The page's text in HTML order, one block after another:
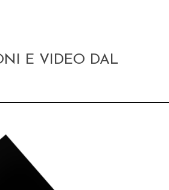
E VIDEO DAL